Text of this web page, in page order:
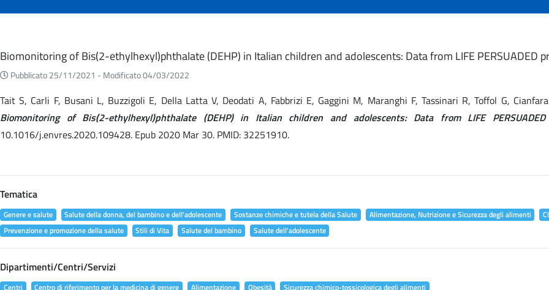
Eventi
Biomonitoring of Bis(2-ethylhexyl)phthalate (DEHP) in Italian children and adolescents: Data from LIFE PERSUADED
Pubblicato 25/11/2021 - Modificato 04/03/2022
Tait S, Carli F, Busani L, Buzzigoli E, Della Latta V, Deodati A, Fabbrizi E, Gaggini M, Maranghi F, Tassinari R, Toffol G,
Biomonitoring of Bis(2-ethylhexyl)phthalate (DEHP) in Italian children and adolescents: Data from LIFE
10.1016/j.envres.2020.109428. Epub 2020 Mar 30. PMID: 32251910.
Tematica
Genere e salute Salute della donna, del bambino e dell'adolescente Sostanze chimiche e tutela della Salute Alimentazione, Nutrizione e Sicurezza degli alimenti
Prevenzione e promozione della salute
Stili di Vita Salute del bambino Salute dell'adolescente
Dipartimenti/Centri/Servizi
Centri Centro di riferimento per la medicina di genere Alimentazione Obesità Sicurezza chimico-tossicologica degli alimenti